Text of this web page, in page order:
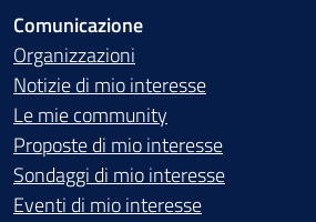
Comunicazione
Organizzazioni
Notizie di mio interesse
Le mie community
Proposte di mio interesse
Sondaggi di mio interesse
Eventi di mio interesse